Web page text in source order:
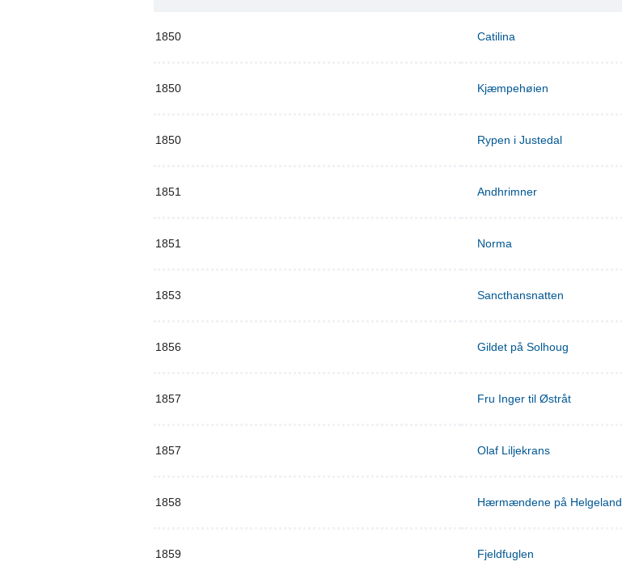
1850 Catilina
1850 Kjæmpehøien
1850 Rypen i Justedal
1851 Andhrimner
1851 Norma
1853 Sancthansnatten
1856 Gildet på Solhoug
1857 Fru Inger til Østråt
1857 Olaf Liljekrans
1858 Hærmændene på Helgeland
1859 Fjeldfuglen